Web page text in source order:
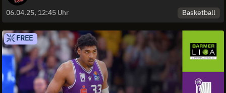
06.04.25, 12:45 Uhr Basketball
FREE